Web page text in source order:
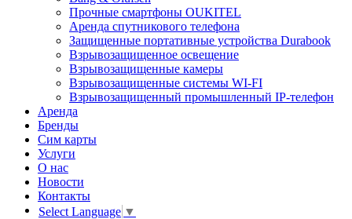
Прочные смартфоны OUKITEL
Аренда спутникового телефона
Защищенные портативные устройства Durabook
Взрывозащищенное освещение
Взрывозащищенные камеры
Взрывозащищенные системы WI-FI
Взрывозащищенный промышленный IP-телефон
Аренда
Бренды
Сим карты
Услуги
О нас
Новости
Контакты
Select Language ▼